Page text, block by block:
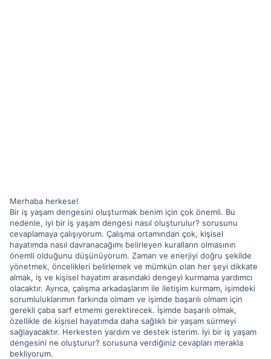
Merhaba herkese!
Bir iş yaşam dengesini oluşturmak benim için çok önemli. Bu
nedenle, iyi bir iş yaşam dengesi nasıl oluşturulur? sorusunu
cevaplamaya çalışıyorum. Çalışma ortamından çok, kişisel
hayatımda nasıl davranacağımı belirleyen kuralların olmasının
önemli olduğunu düşünüyorum. Zaman ve enerjiyi doğru şekilde
yönetmek, öncelikleri belirlemek ve mümkün olan her şeyi dikkate
almak, iş ve kişisel hayatım arasındaki dengeyi kurmama yardımcı
olacaktır. Ayrıca, çalışma arkadaşlarım ile iletişim kurmam, işimdeki
sorumluluklarımın farkında olmam ve işimde başarılı olmam için
gerekli çaba sarf etmemi gerektirecek. İşimde başarılı olmak,
özellikle de kişisel hayatımda daha sağlıklı bir yaşam sürmeyi
sağlayacaktır. Herkesten yardım ve destek isterim. İyi bir iş yaşam
dengesini ne oluşturur? sorusuna verdiğiniz cevapları merakla
bekliyorum.